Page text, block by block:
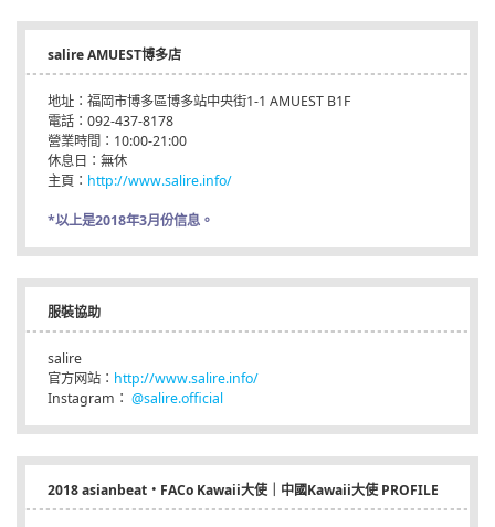
salire AMUEST博多店
地址：福岡市博多區博多站中央街1-1 AMUEST B1F
電話：092-437-8178
營業時間：10:00-21:00
休息日：無休
主頁： http://www.salire.info/
*以上是2018年3月份信息。
服裝協助
salire
官方网站： http://www.salire.info/
Instagram： @salire.official
2018 asianbeat・FACo Kawaii大使｜中國Kawaii大使 PROFILE